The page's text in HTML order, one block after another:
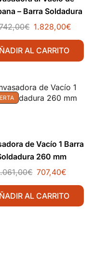
– Barra Soldadura
450 mm
€ 1.828,00€
AL CARRITO
de Vacío 1 Barra
260 mm
€ 707,40€
AL CARRITO